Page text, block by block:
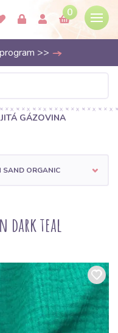
0
>>
GÁZOVINA
SAND ORGANIC
dark teal